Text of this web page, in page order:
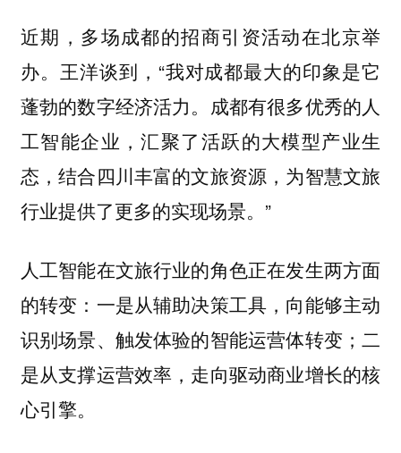
近期，多场成都的招商引资活动在北京举
办。王洋谈到，“我对成都最大的印象是它
蓬勃的数字经济活力。成都有很多优秀的人
工智能企业，汇聚了活跃的大模型产业生
态，结合四川丰富的文旅资源，为智慧文旅
行业提供了更多的实现场景。”
人工智能在文旅行业的角色正在发生两方面
的转变：一是从辅助决策工具，向能够主动
识别场景、触发体验的智能运营体转变；二
是从支撑运营效率，走向驱动商业增长的核
心引擎。